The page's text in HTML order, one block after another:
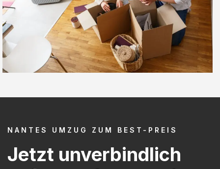
NANTES UMZUG ZUM BEST-PREIS
Jetzt unverbindlich